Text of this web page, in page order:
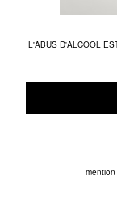
L'ABUS D'ALCOOL